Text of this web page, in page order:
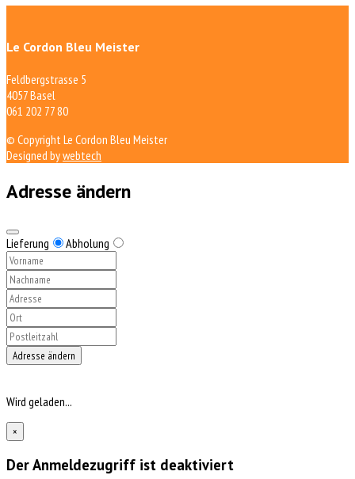
Le Cordon Bleu Meister
Feldbergstrasse 5
4057 Basel
061 202 77 80
© Copyright Le Cordon Bleu Meister
Designed bywebtech
Adresse ändern
Lieferung Abholung
Adresse ändern
Wird geladen...
×
Der Anmeldezugriff ist deaktiviert